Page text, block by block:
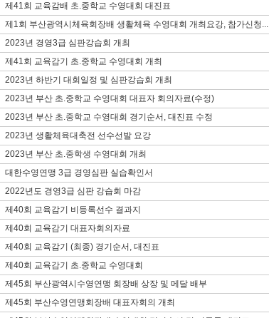
제41회 교육감배 초.중학교 수영대회 대진표
제1회 부산광역시체육회장배 생활체육 수영대회 개최요강, 참가신청...
2023년 경영3급 심판강습회 개최
제41회 교육감기 초.중학교 수영대회 개최
2023년 하반기 대회일정 및 심판강습회 개최
2023년 부산 초.중학교 수영대회 대표자 회의자료(수정)
2023년 부산 초.중학교 수영대회 경기순서, 대진표 수정
2023년 생활체육대축전 선수선발 요강
2023년 부산 초.중학생 수영대회 개최
대한수영연맹 3급 경영심판 실습확인서
2022년도 경영3급 심판 강습회 마감
제40회 교육감기 비등록선수 결과지
제40회 교육감기 대표자회의자료
제40회 교육감기 (최종) 경기순서, 대진표
제40회 교육감기 초.중학교 수영대회
제45회 부산광역시수영연맹 회장배 상장 및 메달 배부
제45회 부산수영연맹회장배 대표자회의 개최